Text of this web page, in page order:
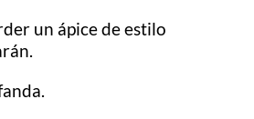
un ápice de estilo